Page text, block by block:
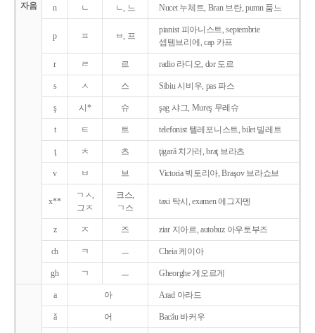
자음 n ㄴ ㄴ, 느 Nucet 누체트, Bran 브란, pumn 품느
p ㅍ ㅂ, 프
pianist 피아니스트, septembrie
셉템브리에, cap 카프
r ㄹ 르 radio 라디오, dor 도르
s ㅅ 스 Sibiu 시비우, pas 파스
ş 시* 슈 şag 샤그, Mureş 무레슈
t ㅌ 트 telefonist 텔레포니스트, bilet 빌레트
ţ ㅊ 츠 ţigarǎ 치가러, braţ 브라츠
v ㅂ 브 Victoria 빅토리아, Braşov 브라쇼브
x**
ㄱㅅ,
그ㅈ
크스,
ㄱ스
taxi 탁시, examen 에그자멘
z ㅈ 즈 ziar 지아르, autobuz 아우토부즈
ch ㅋ ㅡ Cheia 케이아
gh ㄱ ㅡ Gheorghe 게오르게
a 아 Arad 아라드
ǎ 어 Bacǎu 바커우